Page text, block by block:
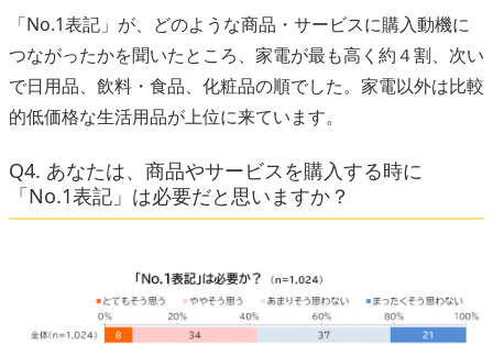
「No.1表記」が、どのような商品・サービスに購入動機に
つながったかを聞いたところ、家電が最も高く約４割、次い
で日用品、飲料・食品、化粧品の順でした。家電以外は比較
的低価格な生活用品が上位に来ています。
Q4. あなたは、商品やサービスを購入する時に
「No.1表記」は必要だと思いますか？